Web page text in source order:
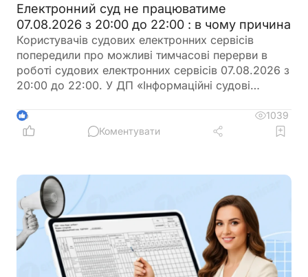
Електронний суд не працюватиме
07.08.2026 з 20:00 до 22:00 : в чому причина
Користувачів судових електронних сервісів
попередили про можливі тимчасові перерви в
роботі судових електронних сервісів 07.08.2026 з
20:00 до 22:00. У ДП «Інформаційні судові
час планування роботи із сервісами
6
1039
Коментувати